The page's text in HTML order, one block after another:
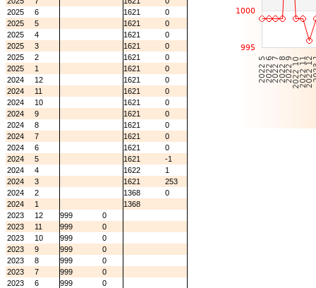
2025
6 1621
0
2025
5 1621
0
2025
4 1621
0
2025
3 1621
0
2025
2 1621
0
2025
1 1621
0
2024
12 1621
0
2024
11 1621
0
2024
10 1621
0
2024
9 1621
0
2024
8 1621
0
2024
7 1621
0
2024
6 1621
0
2024
5 1621
-1
2024
4 1622
1
2024
3 1621
253
2024
2 1368
0
2024
1
1368
2023
12 999
0
2023
11 999
0
2023
10 999
0
2023
9 999
0
2023
8 999
0
2023
7 999
0
2023
6 999
0